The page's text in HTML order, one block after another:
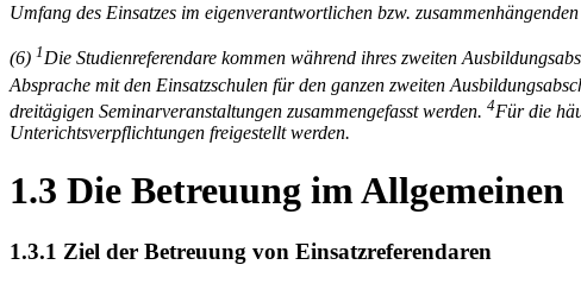
Umfang des Einsatzes im eigenverantwortlichen bzw.
(6) 1 Die Studienreferendare kommen während ihres zweiten
Absprache mit den Einsatzschulen für den ganzen zweiten
dreitägigen Seminarveranstaltungen zusammenge­fasst werden. 4Für die
Unterichtsverpflichtungen freigestellt werden.
1.3 Die Betreuung im Allgemeinen
1.3.1 Ziel der Betreuung von Einsatzreferendaren